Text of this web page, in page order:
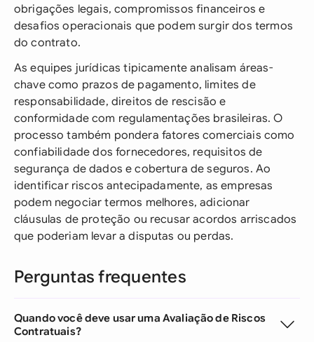
obrigações legais, compromissos financeiros e
desafios operacionais que podem surgir dos termos
do contrato.
As equipes jurídicas tipicamente analisam áreas-
chave como prazos de pagamento, limites de
responsabilidade, direitos de rescisão e
conformidade com regulamentações brasileiras. O
processo também pondera fatores comerciais como
confiabilidade dos fornecedores, requisitos de
segurança de dados e cobertura de seguros. Ao
identificar riscos antecipadamente, as empresas
podem negociar termos melhores, adicionar
cláusulas de proteção ou recusar acordos arriscados
que poderiam levar a disputas ou perdas.
Perguntas frequentes
Quando você deve usar uma Avaliação de Riscos
Contratuais?